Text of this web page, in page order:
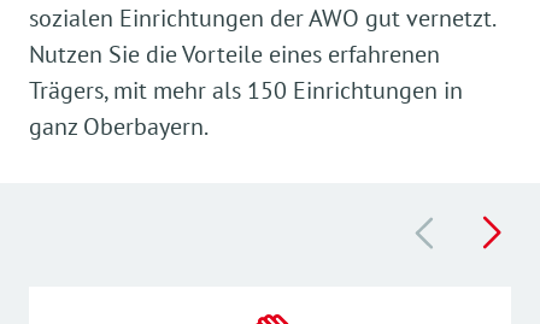
sozialen Einrichtungen der AWO gut vernetzt.
Nutzen Sie die Vorteile eines erfahrenen
Trägers, mit mehr als 150 Einrichtungen in
ganz Oberbayern.